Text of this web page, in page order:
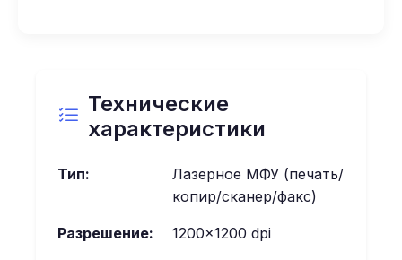
Технические
характеристики
Тип:
Лазерное МФУ (печать/
копир/сканер/факс)
Разрешение: 1200×1200 dpi